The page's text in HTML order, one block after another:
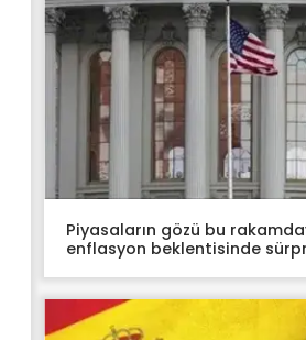
Piyasaların gözü bu
enflasyon beklentisinde